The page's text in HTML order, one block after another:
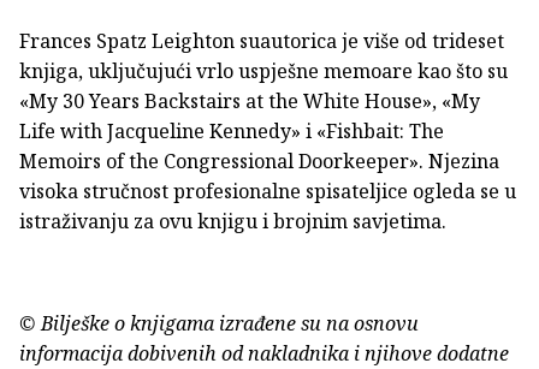
Frances Spatz Leighton suautorica je više od trideset
knjiga, uključujući vrlo uspješne memoare kao što su
«My 30 Years Backstairs at the White House», «My
Life with Jacqueline Kennedy» i «Fishbait: The
Memoirs of the Congressional Doorkeeper». Njezina
visoka stručnost profesionalne spisateljice ogleda se u
istraživanju za ovu knjigu i brojnim savjetima.
© Bilješke o knjigama izrađene su na osnovu
informacija dobivenih od nakladnika i njihove dodatne